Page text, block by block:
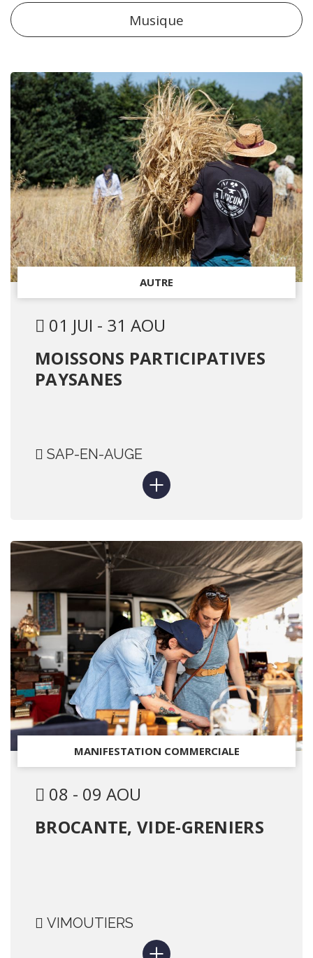
Musique
AUTRE
01 JUI - 31 AOU
MOISSONS PARTICIPATIVES
PAYSANES
SAP-EN-AUGE
MANIFESTATION COMMERCIALE
08 - 09 AOU
BROCANTE, VIDE-GRENIERS
VIMOUTIERS